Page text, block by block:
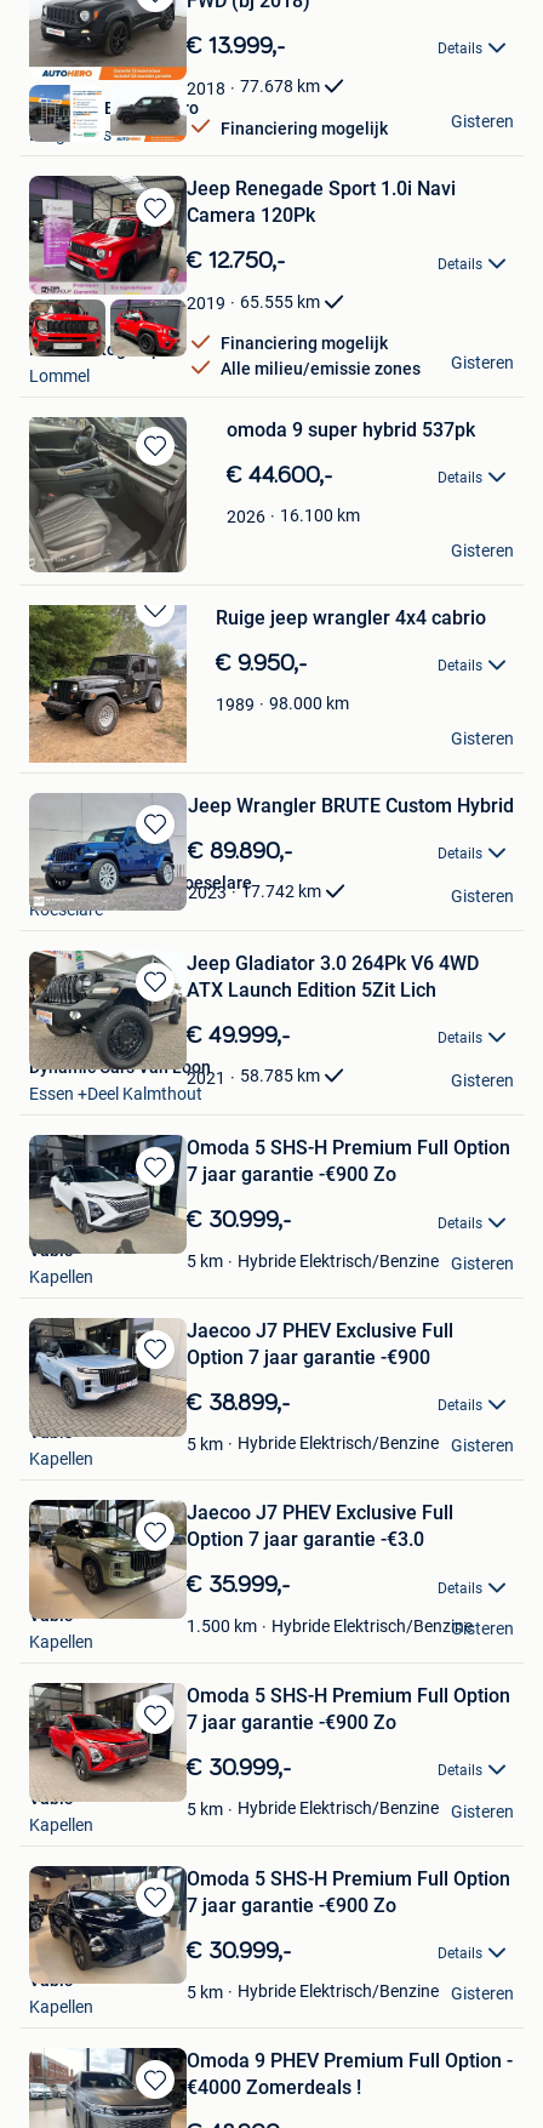
Bewaren
in
Mijn
Favorieten
€ 13.999,- Details
2018 77.678 km
Financiering mogelijk
Autohero Belgium Pro
Drogenbos
Gisteren
Bewaren
in
Mijn
Favorieten
Jeep Renegade Sport 1.0i Navi
Camera 120Pk
€ 12.750,- Details
2019 65.555 km
Financiering mogelijk
Alle milieu/emissie zones
Pelter Autogroup
Lommel
Gisteren
Bewaren
in
Mijn
Favorieten
omoda 9 super hybrid 537pk
€ 44.600,- Details
2026 16.100 km
M@M
Sint-Truiden
Gisteren
Bewaren
in
Mijn
Favorieten
Ruige jeep wrangler 4x4 cabrio
€ 9.950,- Details
1989 98.000 km
Tom
Dendermonde
Gisteren
Bewaren
in
Mijn
Favorieten
Jeep Wrangler BRUTE Custom Hybrid
€ 89.890,- Details
2023 17.742 km
Automotive Group Roeselare
Roeselare
Gisteren
Bewaren
in
Mijn
Favorieten
Jeep Gladiator 3.0 264Pk V6 4WD
ATX Launch Edition 5Zit Lich
€ 49.999,- Details
2021 58.785 km
Dynamic Cars Van Loon
Essen +Deel Kalmthout
Gisteren
Bewaren
in
Mijn
Favorieten
Omoda 5 SHS-H Premium Full Option
7 jaar garantie -€900 Zo
€ 30.999,- Details
5 km Hybride Elektrisch/Benzine
Vabis
Kapellen
Gisteren
Bewaren
in
Mijn
Favorieten
Jaecoo J7 PHEV Exclusive Full
Option 7 jaar garantie -€900
€ 38.899,- Details
5 km Hybride Elektrisch/Benzine
Vabis
Kapellen
Gisteren
Bewaren
in
Mijn
Favorieten
Jaecoo J7 PHEV Exclusive Full
Option 7 jaar garantie -€3.0
€ 35.999,- Details
1.500 km Hybride Elektrisch/Benzine
Vabis
Kapellen
Gisteren
Bewaren
in
Mijn
Favorieten
Omoda 5 SHS-H Premium Full Option
7 jaar garantie -€900 Zo
€ 30.999,- Details
5 km Hybride Elektrisch/Benzine
Vabis
Kapellen
Gisteren
Bewaren
in
Mijn
Favorieten
Omoda 5 SHS-H Premium Full Option
7 jaar garantie -€900 Zo
€ 30.999,- Details
5 km Hybride Elektrisch/Benzine
Vabis
Kapellen
Gisteren
Bewaren
Omoda 9 PHEV Premium Full Option -
€4000 Zomerdeals !